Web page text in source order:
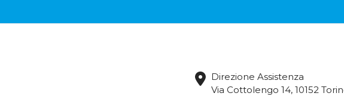
Direzione Assistenza
Via Cottolengo 14, 10152